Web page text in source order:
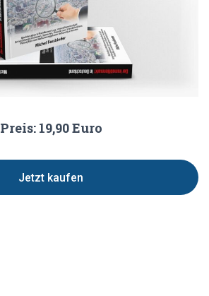
Preis: 19,90 Euro
Jetzt kaufen